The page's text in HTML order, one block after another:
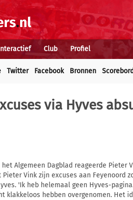
Club Profiel
Twitter Facebook Bronnen Scorebord
via Hyves
Algemeen Dagblad reageerde Pieter
Vink zijn excuses aan Feyenoord
'Ik heb helemaal geen Hyves-
klakkeloos hebben overgenomen. Het